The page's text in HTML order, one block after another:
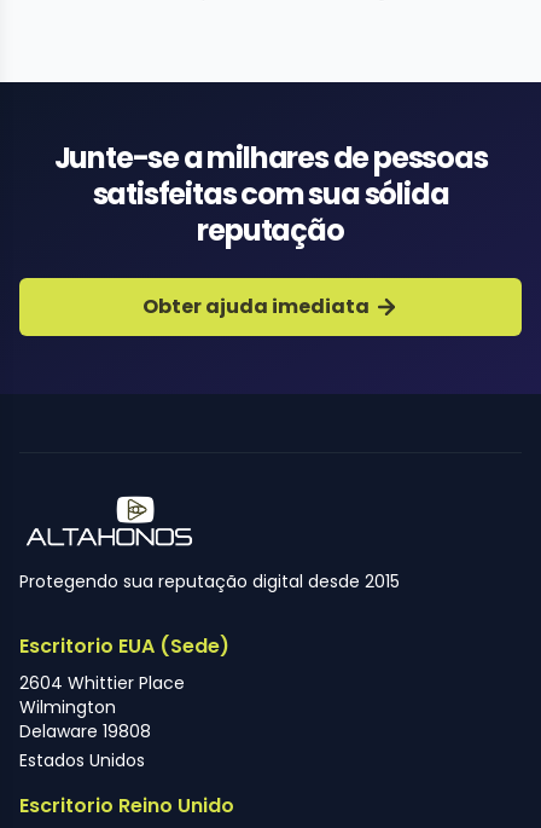
Junte-se a milhares de pessoas
satisfeitas com sua sólida
reputação
Obter ajuda imediata
Protegendo sua reputação digital desde 2015
Escritorio EUA (Sede)
2604 Whittier Place
Wilmington
Delaware 19808
Estados Unidos
Escritorio Reino Unido